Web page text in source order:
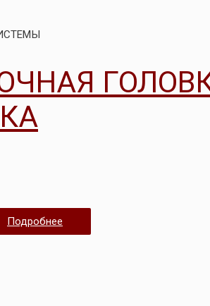
Подробнее